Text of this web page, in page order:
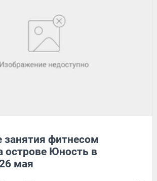
занятия фитнесом
острове Юность в
мая